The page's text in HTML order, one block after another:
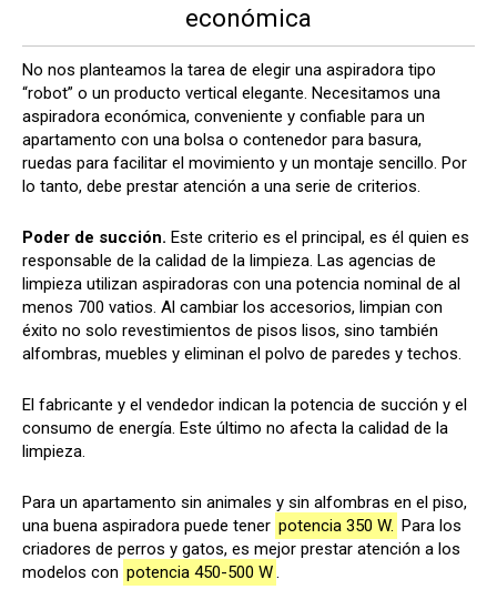
económica
No nos planteamos la tarea de elegir una aspiradora tipo
“robot” o un producto vertical elegante. Necesitamos una
aspiradora económica, conveniente y confiable para un
apartamento con una bolsa o contenedor para basura,
ruedas para facilitar el movimiento y un montaje sencillo. Por
lo tanto, debe prestar atención a una serie de criterios.
Poder de succión. Este criterio es el principal, es él quien es
responsable de la calidad de la limpieza. Las agencias de
limpieza utilizan aspiradoras con una potencia nominal de al
menos 700 vatios. Al cambiar los accesorios, limpian con
éxito no solo revestimientos de pisos lisos, sino también
alfombras, muebles y eliminan el polvo de paredes y techos.
El fabricante y el vendedor indican la potencia de succión y el
consumo de energía. Este último no afecta la calidad de la
limpieza.
Para un apartamento sin animales y sin alfombras en el piso,
una buena aspiradora puede tener potencia 350 W. Para los
criadores de perros y gatos, es mejor prestar atención a los
modelos con potencia 450-500 W.